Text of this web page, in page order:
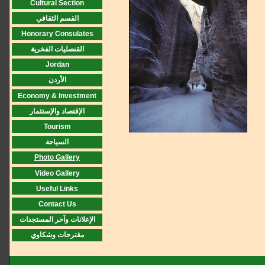
Cultural Section
القسم الثقافي
Honorary Consulates
القنصليات الفخرية
Jordan
الأردن
Economy & Investment
الإقتصاد والإستثمار
Tourism
السياحة
Photo Gallery
Video Gallery
Useful Links
Contact Us
الإعلانات وآخر المستجدات
مقترحات وشكاوي